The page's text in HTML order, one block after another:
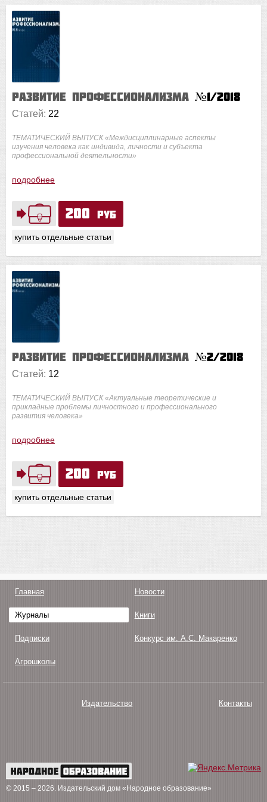
200 руб
купить отдельные статьи
Развитие профессионализма №1/2018
Статей: 22
ТЕМАТИЧЕСКИЙ ВЫПУСК «Междисциплинарные аспекты
изучения человека как индивида, личности и субъекта
профессиональной деятельности»
подробнее
200 руб
купить отдельные статьи
Развитие профессионализма №2/2018
Статей: 12
ТЕМАТИЧЕСКИЙ ВЫПУСК «Актуальные теоретические и
прикладные проблемы личностного и профессионального
развития человека»
подробнее
Главная Новости
Журналы Книги
Подписки Конкурс им. А.С. Макаренко
Агрошколы
Издательство Контакты
© 2015 – 2026. Издательский дом «Народное образование»